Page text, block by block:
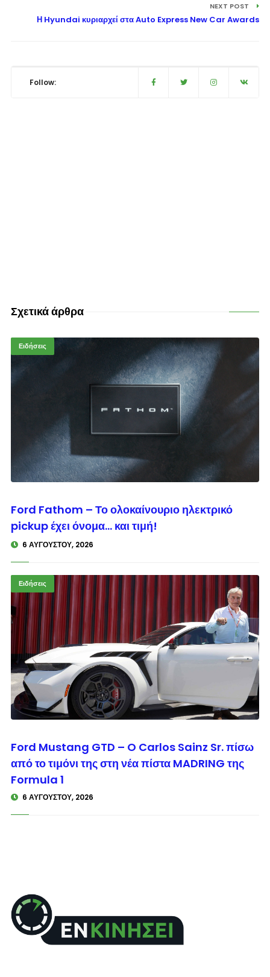
NEXT POST
Η Hyundai κυριαρχεί στα Auto Express New Car Awards
Follow:
Σχετικά άρθρα
Ειδήσεις
© enkinisi.gr
Ford Fathom – Το ολοκαίνουριο ηλεκτρικό
pickup έχει όνομα… και τιμή!
6 ΑΥΓΟΎΣΤΟΥ, 2026
Ειδήσεις
© enkinisi.gr
Ford Mustang GTD – O Carlos Sainz Sr. πίσω
από το τιμόνι της στη νέα πίστα MADRING της
Formula 1
6 ΑΥΓΟΎΣΤΟΥ, 2026